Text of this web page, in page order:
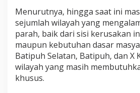
a
r
g
a
Menurutnya, hingga saat ini
sejumlah wilayah yang
parah, baik dari sisi kerusakan
maupun kebutuhan dasar
Batipuh Selatan, Batipuh, dan X
wilayah yang masih
khusus.